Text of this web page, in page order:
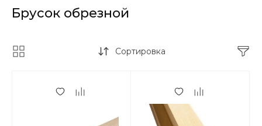
Брусок обрезной
Сортировка